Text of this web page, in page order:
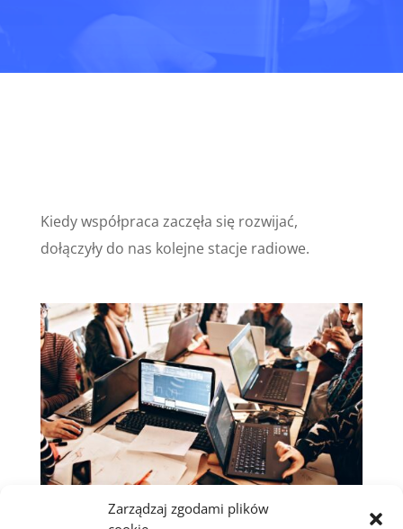
Zarządzaj zgodami plików
Kiedy współpraca zaczęła się rozwijać,
dołączyły do nas kolejne stacje radiowe.